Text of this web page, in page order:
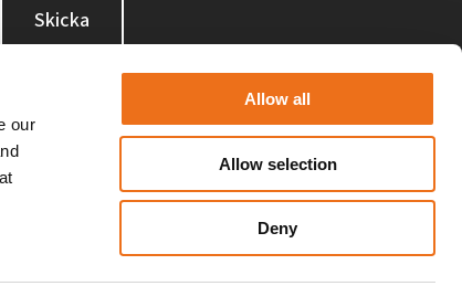
our
Allow all
Allow selection
Deny
Skicka